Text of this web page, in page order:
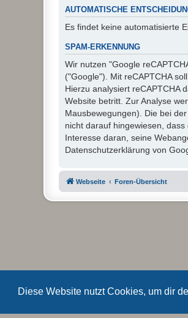
Diese Website nutzt Cookies, um dir
AUTOMATISCHE
Es findet keine automatisierte
SPAM-ERKENNUNG
Wir nutzen "Google
("Google"). Mit reCAPTCHA
Hierzu analysiert reCAPTCHA
Website betritt. Zur Analyse
Mausbewegungen). Die bei
nicht darauf hingewiesen,
Interesse daran, seine
Datenschutzerklärung von
Webseite Foren-Übersicht